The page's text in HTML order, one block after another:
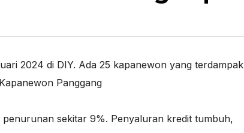
2024 di DIY. Ada 25 kapanewon yang terdampak
Panggang
sekitar 9%. Penyaluran kredit tumbuh,